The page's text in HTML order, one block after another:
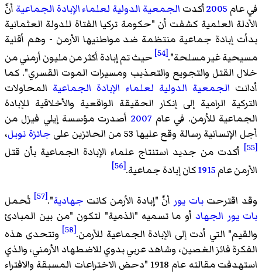
في عام 2005أكدت الجمعية الدولية لعلماء الإبادة الجماعية أنَّ
الأدلة العلمية كشفت أن "حكومة تركيا الفتاة للدولة العثمانية
بدأت إبادة جماعية منتظمة ضد مواطنيها الأرمن - وهم أقلية
مسيحية غير مسلحة".[54]
حيث تم إبادة أكثر من مليون أرمني من
خلال القتل والتجويع والتعذيب ومسيرات الموت القسري". كما
أدانت الجمعية الدولية لعلماء الإبادة الجماعية المحاولات
التركية الرامية إلى إنكار الحقيقة الواقعية والأخلاقية للإبادة
الجماعية للأرمن. في عام 2007 أصدرت مؤسسة إيلي فيزل من
أجل الإنسانية رسالة وقع عليها 53 من الحائزين على
جائزة نوبل،
[55]
أكدت من جديد استنتاج علماء الإبادة الجماعية بأن قتل
الأرمن عام1915كان إبادة جماعية.[56]
وقد اقترحتبات يور أنَّ "إبادة الأرمن كانت جهادية".
[57]
تُحمل
بات يور الجهادأو ما تسميه "الذمية" لتكون "من بين المبادئ
والقيم" التي أدت إلى الإبادة الجماعية للأرمن.[58]
وتتحدى هذه
الفكرة فائز الغصين، وشاهد عربي بدوي للاضطهاد الأرمني، والذي
استهدفت مقالته عام 1918 "دحض الاختراعات المسبقة والافتراء